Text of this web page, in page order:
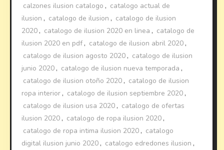
calzones ilusion catalogo , catalogo actual de
ilusion , catalogo de ilusion , catalogo de ilusion
2020 , catalogo de ilusion 2020 en linea , catalogo de
ilusion 2020 en pdf , catalogo de ilusion abril 2020 ,
catalogo de ilusion agosto 2020 , catalogo de ilusion
junio 2020 , catalogo de ilusion nueva temporada ,
catalogo de ilusion otoño 2020 , catalogo de ilusion
ropa interior , catalogo de ilusion septiembre 2020 ,
catalogo de ilusion usa 2020 , catalogo de ofertas
ilusion 2020 , catalogo de ropa ilusion 2020 ,
catalogo de ropa intima ilusion 2020 , catalogo
digital ilusion junio 2020 , catalogo edredones ilusion ,